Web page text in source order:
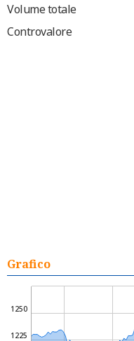
Volume totale
Controvalore
Grafico
1225
1250